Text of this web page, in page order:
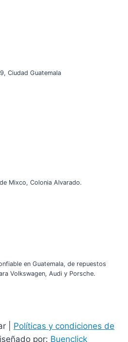
Ciudad Guatemala
Mixco, Colonia Alvarado.
en Guatemala, de repuestos
Volkswagen, Audi y Porsche.
| Políticas y condiciones de
por: Buenclick